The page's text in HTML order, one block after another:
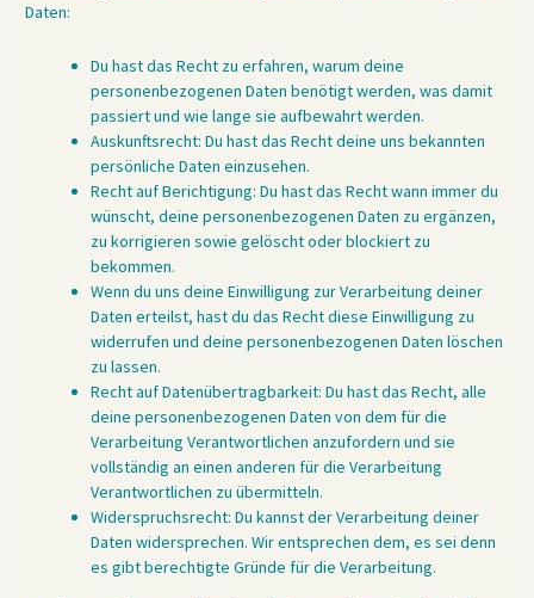
Daten:
Du hast das Recht zu erfahren, warum deine
personenbezogenen Daten benötigt werden, was damit
passiert und wie lange sie aufbewahrt werden.
Auskunftsrecht: Du hast das Recht deine uns bekannten
persönliche Daten einzusehen.
Recht auf Berichtigung: Du hast das Recht wann immer du
wünscht, deine personenbezogenen Daten zu ergänzen,
zu korrigieren sowie gelöscht oder blockiert zu
bekommen.
Wenn du uns deine Einwilligung zur Verarbeitung deiner
Daten erteilst, hast du das Recht diese Einwilligung zu
widerrufen und deine personenbezogenen Daten löschen
zu lassen.
Recht auf Datenübertragbarkeit: Du hast das Recht, alle
deine personenbezogenen Daten von dem für die
Verarbeitung Verantwortlichen anzufordern und sie
vollständig an einen anderen für die Verarbeitung
Verantwortlichen zu übermitteln.
Widerspruchsrecht: Du kannst der Verarbeitung deiner
Daten widersprechen. Wir entsprechen dem, es sei denn
es gibt berechtigte Gründe für die Verarbeitung.